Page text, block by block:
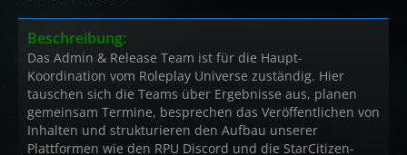
Beschreibung:
Das Admin & Release Team ist für die Haupt-
Koordination vom Roleplay Universe zuständig. Hier
tauschen sich die Teams über Ergebnisse aus, planen
gemeinsam Termine, besprechen das Veröffentlichen von
Inhalten und strukturieren den Aufbau unserer
Plattformen wie den RPU Discord und die StarCitizen-